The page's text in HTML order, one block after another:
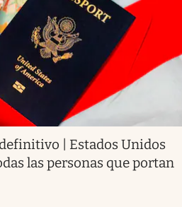
| Estados Unidos
las personas que portan